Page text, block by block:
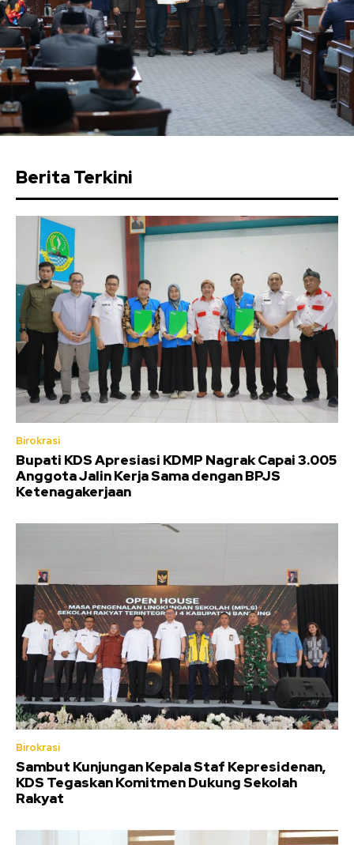
Berita Terkini
Birokrasi
Bupati KDS Apresiasi KDMP Nagrak Capai 3.005
Anggota Jalin Kerja Sama dengan BPJS
Ketenagakerjaan
Birokrasi
Sambut Kunjungan Kepala Staf Kepresidenan,
KDS Tegaskan Komitmen Dukung Sekolah
Rakyat